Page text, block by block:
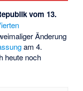
vom 13.
Änderung
am 4.
heute noch